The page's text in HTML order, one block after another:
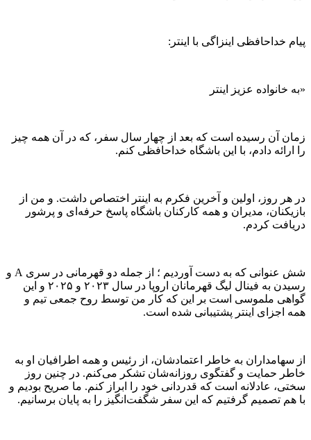
پیام خداحافظی اینزاگی با اینتر:
«به خانواده عزیز اینتر
زمان آن رسیده است که بعد از چهار سال سفر، که در آن همه چیز
را ارائه دادم، با این باشگاه خداحافظی کنم.
در هر روز، اولین و آخرین فکرم به اینتر اختصاص داشت. و من از
بازیکنان، مدیران و همه کارکنان باشگاه پاسخ حرفه‌ای و پرشور
دریافت کردم.
شش عنوانی که به دست آوردیم ؛ از جمله دو قهرمانی در سری A و
رسیدن به فینال لیگ قهرمانان اروپا در سال ۲۰۲۳ و ۲۰۲۵ و این
گواهی ملموسی است بر این که کار من توسط روح جمعی تیم و
همه اجزای اینتر پشتیبانی شده است.
از سهامداران به خاطر اعتمادشان، از رئیس و همه اطرافیان او به
خاطر حمایت و گفتگوی روزانه‌شان تشکر می‌کنم. در چنین روز
سختی، عادلانه است که قدردانی خود را ابراز کنم. ما صریح بودیم و
با هم تصمیم گرفتیم که این سفر شگفت‌انگیز را به پایان برسانیم.